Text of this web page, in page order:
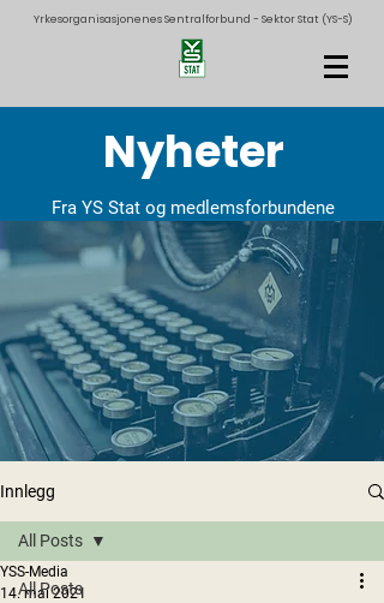
Yrkesorganisasjonenes Sentralforbund - Sektor Stat (YS-S)
Nyheter
Fra YS Stat og medlemsforbundene
Innlegg
All Posts
All Posts
YSS-Media
14. mai 2021